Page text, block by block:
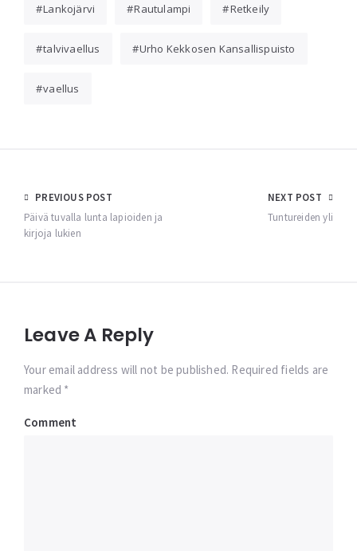
Lankojärvi Rautulampi Retkeily
talvivaellus Urho Kekkosen Kansallispuisto
vaellus
Post
navigation
PREVIOUS POST
Päivä tuvalla lunta lapioiden ja
kirjoja lukien
NEXT POST
Tuntureiden yli
Leave A Reply
Your email address will not be published. Required fields are
marked *
Comment